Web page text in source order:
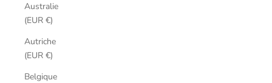
Australie
(EUR €)
Autriche
(EUR €)
Belgique